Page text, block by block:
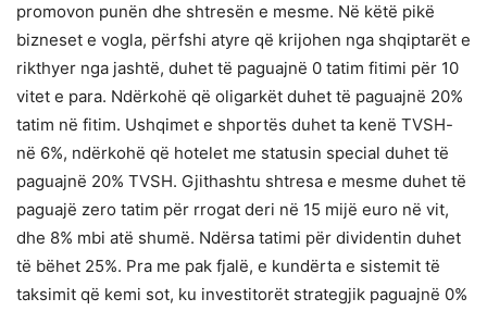
promovon punën dhe shtresën e mesme. Në këtë pikë
bizneset e vogla, përfshi atyre që krijohen nga shqiptarët e
rikthyer nga jashtë, duhet të paguajnë 0 tatim fitimi për 10
vitet e para. Ndërkohë që oligarkët duhet të paguajnë 20%
tatim në fitim. Ushqimet e shportës duhet ta kenë TVSH-
në 6%, ndërkohë që hotelet me statusin special duhet të
paguajnë 20% TVSH. Gjithashtu shtresa e mesme duhet të
paguajë zero tatim për rrogat deri në 15 mijë euro në vit,
dhe 8% mbi atë shumë. Ndërsa tatimi për dividentin duhet
të bëhet 25%. Pra me pak fjalë, e kundërta e sistemit të
taksimit që kemi sot, ku investitorët strategjik paguajnë 0%